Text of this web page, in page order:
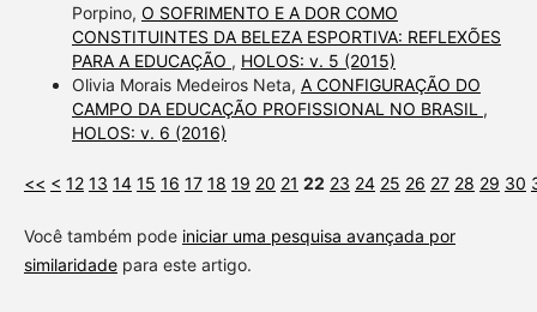
Porpino, O SOFRIMENTO E A DOR COMO
CONSTITUINTES DA BELEZA ESPORTIVA: REFLEXÕES
PARA A EDUCAÇÃO , HOLOS: v. 5 (2015)
Olivia Morais Medeiros Neta, A CONFIGURAÇÃO DO
CAMPO DA EDUCAÇÃO PROFISSIONAL NO BRASIL ,
HOLOS: v. 6 (2016)
<< < 12 13 14 15 16 17 18 19 20 21 22 23 24 25 26 27 28 29 30
Você também pode iniciar uma pesquisa avançada por
similaridadepara este artigo.